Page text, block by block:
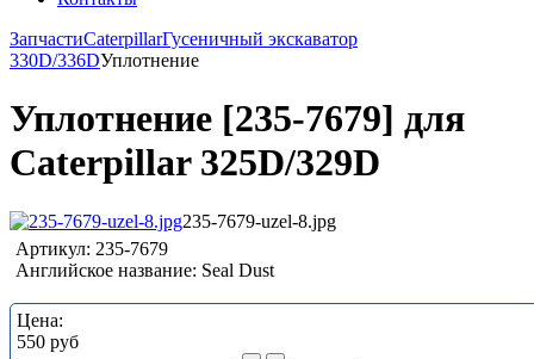
ЗапчастиCaterpillarГусеничный экскаватор
330D/336DУплотнение
Уплотнение [235-7679] для
Caterpillar 325D/329D
235-7679-uzel-8.jpg
Артикул: 235-7679
Английское название: Seal Dust
Цена:
550 руб